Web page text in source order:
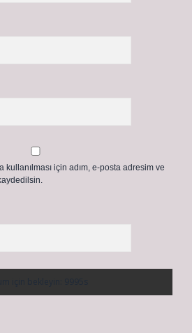
kullanılması için adım, e-posta adresim ve